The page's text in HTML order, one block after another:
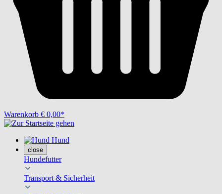
Warenkorb € 0,00*
Hund
close
Hundefutter
Transport & Sicherheit